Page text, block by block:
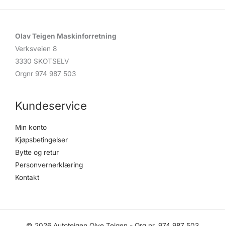
Olav Teigen Maskinforretning
Verksveien 8
3330 SKOTSELV
Orgnr 974 987 503
Kundeservice
Min konto
Kjøpsbetingelser
Bytte og retur
Personvernerklæring
Kontakt